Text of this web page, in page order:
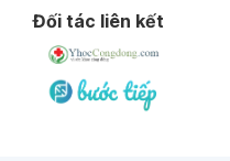
Đối tác liên kết